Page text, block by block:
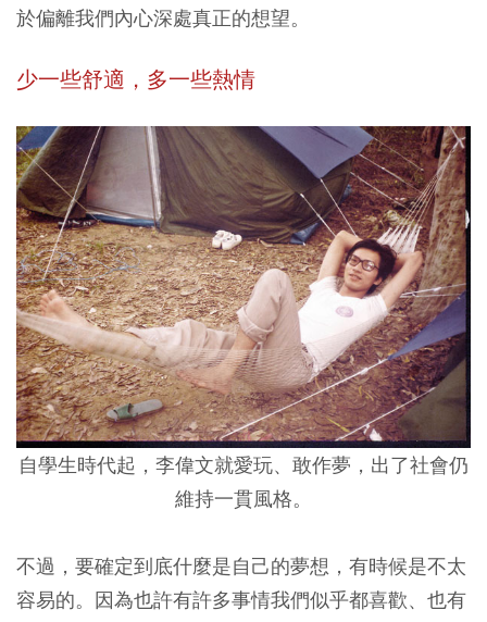
於偏離我們內心深處真正的想望。
少一些舒適，多一些熱情
自學生時代起，李偉文就愛玩、敢作夢，出了社會仍
維持一貫風格。
不過，要確定到底什麼是自己的夢想，有時候是不太
容易的。因為也許有許多事情我們似乎都喜歡、也有